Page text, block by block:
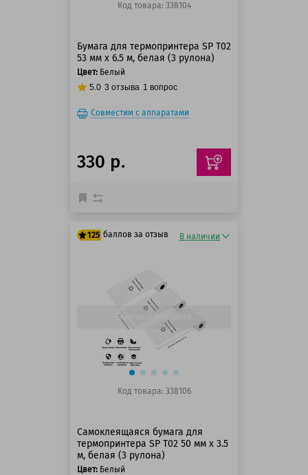
Код товара: 338104
Бумага для термопринтера SP T02
53 мм x 6.5 м, белая (3 рулона)
Цвет: Белый
5.0 3 отзыва 1 вопрос
Совместим с аппаратами
330 р.
125 баллов за отзыв
125 баллов
В наличии
Быстрый просмотр
Код товара: 338106
Самоклеящаяся бумага для
термопринтера SP T02 50 мм x 3.5
м, белая (3 рулона)
Цвет: Белый